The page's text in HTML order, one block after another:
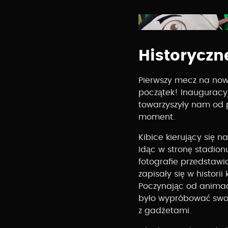
Pierwszy mecz na
początek!
towarzyszyły nam
moment.
Kibice kierujący się
Idąc w stronę
fotografie
zapisały się w historii
Poczynając od
było wypróbować
z gadżetami.